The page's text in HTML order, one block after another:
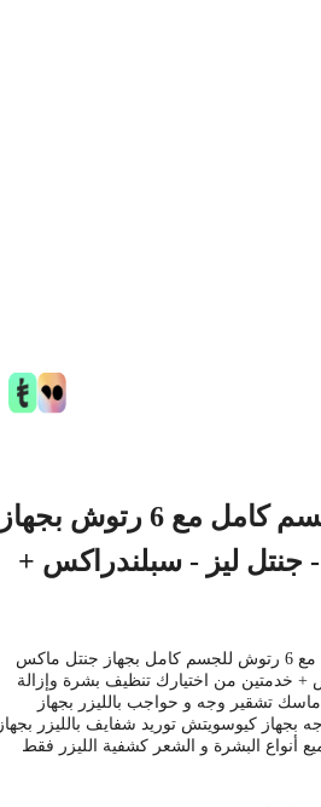
6 جلسات ليزر جسم كامل مع 6 رتوش بجهاز
ليز - سبلندراكس +
6 جلسات ليزر للجسم كامل مع 6 رتوش للجسم كامل بجهاز جنتل ماكس
من اختيارك تنظيف بشرة وإزالة
تشقير وجه و حواجب بالليزر بجهاز
كيوسويتش توريد شفايف بالليزر بجهاز
البشرة و الشعر كشفية الليزر فقط